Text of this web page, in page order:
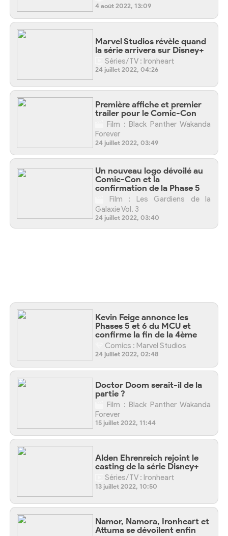
4 août 2022, 13:09
Marvel Studios révèle quand
la série arrivera sur Disney+
Séries/TV : Ironheart
24 juillet 2022, 04:26
Première affiche et premier
trailer pour le Comic-Con
Film : Black Panther Wakanda
Forever
24 juillet 2022, 03:49
Un nouveau logo dévoilé au
Comic-Con et la
confirmation de la Phase 5
Film : Les Gardiens de la
Galaxie Vol. 3
24 juillet 2022, 03:40
Kevin Feige annonce les
Phases 5 et 6 du MCU et
confirme la fin de la 4ème
Comics : Marvel Studios
24 juillet 2022, 02:48
Doctor Doom serait-il de la
partie ?
Film : Black Panther Wakanda
Forever
15 juillet 2022, 11:44
Alden Ehrenreich rejoint le
casting de la série Disney+
Séries/TV : Ironheart
13 juillet 2022, 10:50
Namor, Namora, Ironheart et
Attuma se dévoilent enfin